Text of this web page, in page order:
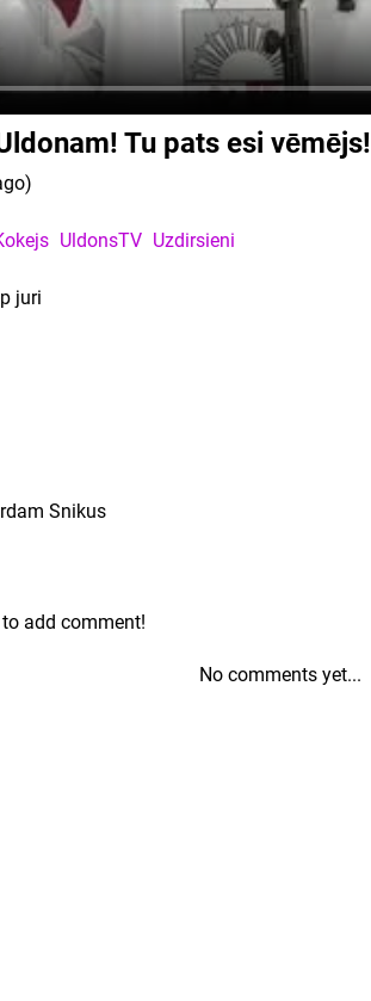
Tu pats esi vēmējs!
UldonsTV Uzdirsieni
juri
Snikus
add comment!
No comments yet...